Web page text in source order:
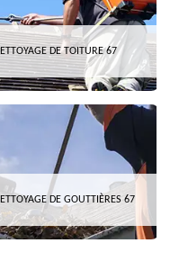
DE TOITURE 67
DE GOUTTIÈRES 67